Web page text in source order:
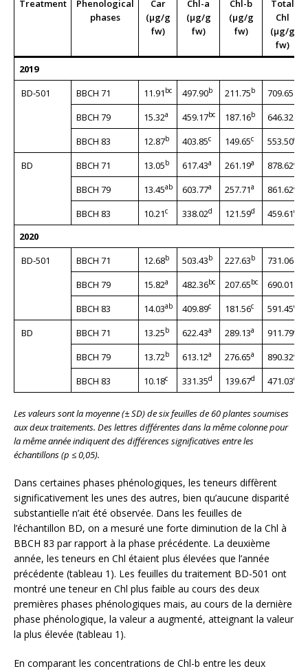
Treatment
Phenological
phases
Car
(μg/g
fw)
Chl-a
(μg/g
fw)
Chl-b
(μg/g
fw)
Total
Chl
(μg/g
fw)
2019
BD-501
BBCH 71 11.91 bc 497.90b 211.75b 709.65
BBCH 79
15.32a 459.17bc 187.16b 646.32
BBCH 83
12.87b 403.85c 149.65c 553.50c
BD
BBCH 71 13.05b 617.43a 261.19a 878.62a
BBCH 79
13.45ab 603.77a 257.71a 861.62a
BBCH 83
10.21c 338.02d 121.59d 459.61d
2020
BD-501
BBCH 71 12.68b 503.43b 227.63b 731.06b
BBCH 79
15.82a 482.36bc 207.65bc 690.01
BBCH 83
14.03ab 409.89c 181.56c 591.45c
BD
BBCH 71 13.25b 622.43a 289.13a 911.79a
BBCH 79
13.72b 613.12a 276.65a 890.32a
BBCH 83
10.18c 331.35d 139.67d 471.03d
Les valeurs sont la moyenne (± SD) de six feuilles de 60 plantes soumises
aux deux traitements. Des lettres différentes dans la même colonne pour
la même année indiquent des différences significatives entre les
échantillons (p ≤ 0,05).
Dans certaines phases phénologiques, les teneurs diffèrent
significativement les unes des autres, bien qu’aucune disparité
substantielle n’ait été observée. Dans les feuilles de
l’échantillon BD, on a mesuré une forte diminution de la Chl à
BBCH 83 par rapport à la phase précédente. La deuxième
année, les teneurs en Chl étaient plus élevées que l’année
précédente (tableau 1). Les feuilles du traitement BD-501 ont
montré une teneur en Chl plus faible au cours des deux
premières phases phénologiques mais, au cours de la dernière
phase phénologique, la valeur a augmenté, atteignant la valeur
la plus élevée (tableau 1).
En comparant les concentrations de Chl-b entre les deux